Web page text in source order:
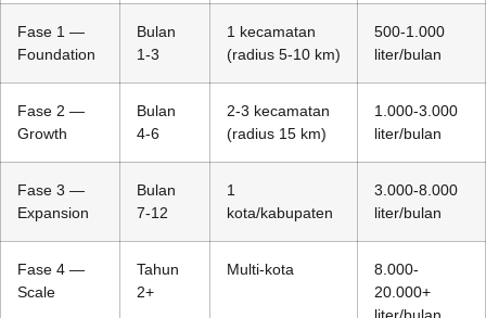
Fase 1 —
Foundation
Bulan
1-3
1 kecamatan
(radius 5-10 km)
500-1.000
liter/bulan
Fase 2 —
Growth
Bulan
4-6
2-3 kecamatan
(radius 15 km)
1.000-3.000
liter/bulan
Fase 3 —
Expansion
Bulan
7-12
1
kota/kabupaten
3.000-8.000
liter/bulan
Fase 4 —
Scale
Tahun
2+
Multi-kota
8.000-
20.000+